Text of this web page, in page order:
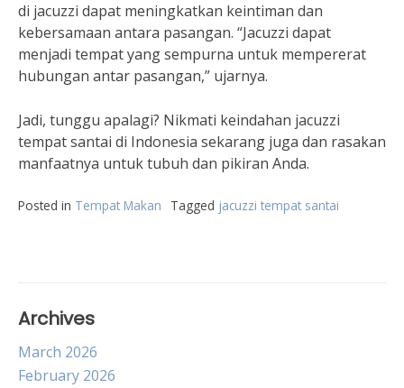
di jacuzzi dapat meningkatkan keintiman dan
kebersamaan antara pasangan. “Jacuzzi dapat
menjadi tempat yang sempurna untuk mempererat
hubungan antar pasangan,” ujarnya.
Jadi, tunggu apalagi? Nikmati keindahan jacuzzi
tempat santai di Indonesia sekarang juga dan rasakan
manfaatnya untuk tubuh dan pikiran Anda.
Posted in Tempat Makan Tagged jacuzzi tempat santai
Archives
March 2026
February 2026